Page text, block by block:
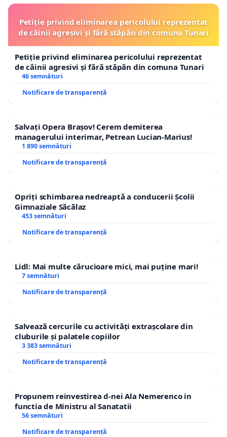
Petiție privind eliminarea pericolului reprezentat
de câinii agresivi și fără stăpân din comuna Tunari
Petiție privind eliminarea pericolului reprezentat
de câinii agresivi și fără stăpân din comuna Tunari
46 semnături
Notificare de transparență
Salvați Opera Brașov! Cerem demiterea
managerului interimar, Petrean Lucian-Marius!
1 890 semnături
Notificare de transparență
Opriți schimbarea nedreaptă a conducerii Școlii
Gimnaziale Săcălaz
453 semnături
Notificare de transparență
Lidl: Mai multe cărucioare mici, mai puține mari!
7 semnături
Notificare de transparență
Salvează cercurile cu activități extrașcolare din
cluburile și palatele copiilor
3 383 semnături
Notificare de transparență
Propunem reinvestirea d-nei Ala Nemerenco in
functia de Ministru al Sanatatii
56 semnături
Notificare de transparență